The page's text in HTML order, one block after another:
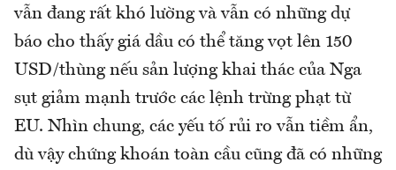
vẫn đang rất khó lường và vẫn có những dự
báo cho thấy giá dầu có thể tăng vọt lên 150
USD/thùng nếu sản lượng khai thác của Nga
sụt giảm mạnh trước các lệnh trừng phạt từ
EU. Nhìn chung, các yếu tố rủi ro vẫn tiềm ẩn,
dù vậy chứng khoán toàn cầu cũng đã có những